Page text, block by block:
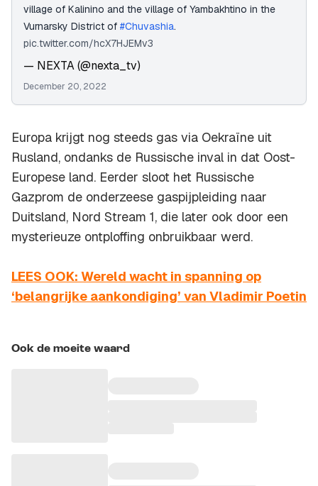
village of Kalinino and the village of Yambakhtino in the
Vurnarsky District of #Chuvashia.
pic.twitter.com/hcX7HJEMv3
— NEXTA (@nexta_tv)
December 20, 2022
Europa krijgt nog steeds gas via Oekraïne uit
Rusland, ondanks de Russische inval in dat Oost-
Europese land. Eerder sloot het Russische
Gazprom de onderzeese gaspijpleiding naar
Duitsland, Nord Stream 1, die later ook door een
mysterieuze ontploffing onbruikbaar werd.
LEES OOK: Wereld wacht in spanning op
‘belangrijke aankondiging’ van Vladimir Poetin
Ook de moeite waard